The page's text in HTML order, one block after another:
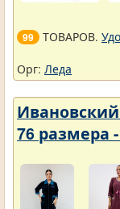
99 ТОВАРОВ.
Орг: Леда
76 размера